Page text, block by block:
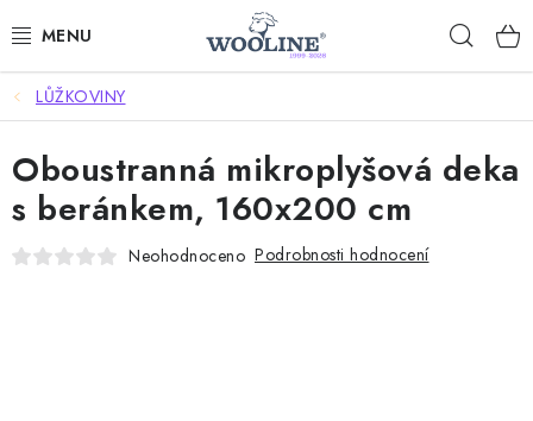
na
AKCE %
DÁRKOVÉ POUKAZY
OBLEČENÍ
LŮŽKOVINY
Oboustranná mikroplyšová deka
s beránkem, 160x200 cm
Neohodnoceno Podrobnosti hodnocení